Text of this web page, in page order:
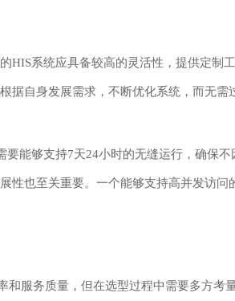
HIS系统应具备较高的灵活性，提供定制
据自身发展需求，不断优化系统，而无需
能够支持7天24小时的无缝运行，确保不
性也至关重要。一个能够支持高并发访
和服务质量，但在选型过程中需要多方考